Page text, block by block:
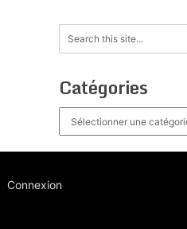
Catégories
Connexion